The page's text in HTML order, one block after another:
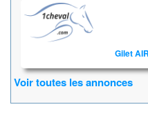
Gilet
Voir toutes les annonces